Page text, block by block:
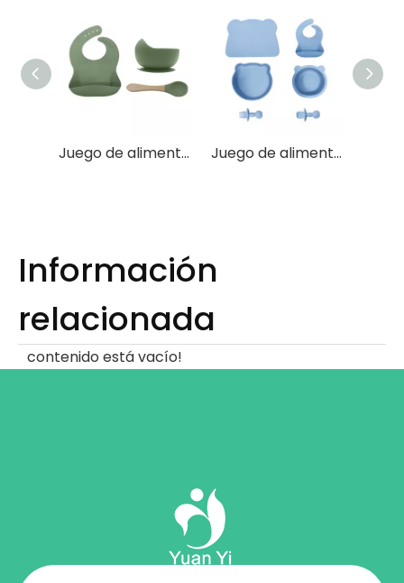
Juego de alimentación de silicona para bebés: cuenco, babero y cuchara. Juego de alimentación para bebés de silicona con succión y sin BPA
Información
relacionada
contenido está vacío!